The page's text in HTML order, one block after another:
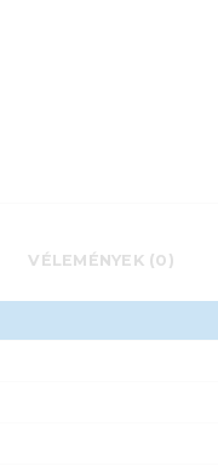
VÉLEMÉNYEK (0)